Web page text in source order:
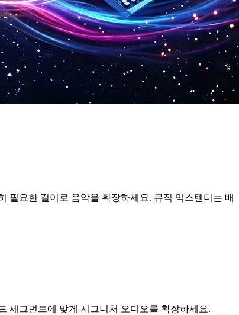
필요한 길이로 음악을 확장하세요. 뮤직 익스텐더는 배
세그먼트에 맞게 시그니처 오디오를 확장하세요.